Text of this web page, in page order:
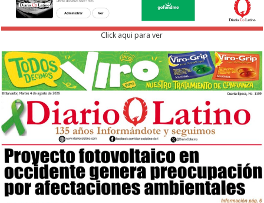
Click aqui para ver